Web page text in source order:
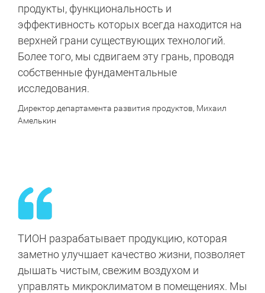
продукты, функциональность и
эффективность которых всегда находится на
верхней грани существующих технологий.
Более того, мы сдвигаем эту грань, проводя
собственные фундаментальные
исследования.
Директор департамента развития продуктов, Михаил
Амелькин
ТИОН разрабатывает продукцию, которая
заметно улучшает качество жизни, позволяет
дышать чистым, свежим воздухом и
управлять микроклиматом в помещениях. Мы